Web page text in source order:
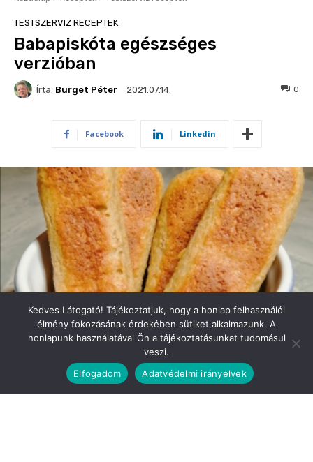
Kedves Látogató! Tájékoztatjuk, hogy a honlap felhasználói
élmény fokozásának érdekében sütiket alkalmazunk. A
honlapunk használatával Ön a tájékoztatásunkat tudomásul
veszi.
Elfogadom
Adatvédelmi irányelvek